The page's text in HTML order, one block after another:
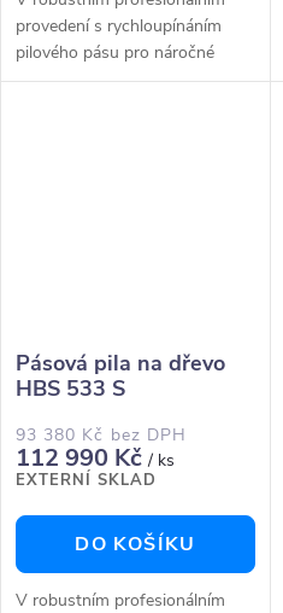
provedení s rychloupínáním
pilového pásu pro náročné
uživatele Těžké profesionální
Pásová pila na dřevo
HBS 533 S
93 380 Kč bez DPH
112 990 Kč/ ks
EXTERNÍ SKLAD
DO KOŠÍKU
V robustním profesionálním